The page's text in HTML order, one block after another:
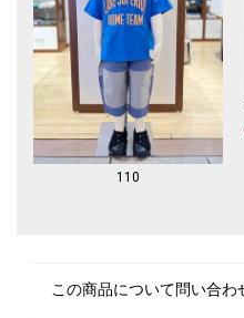
110
この商品について問い合わ